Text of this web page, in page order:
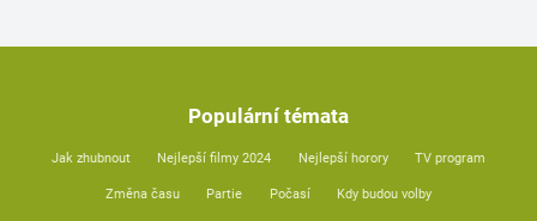
Populární témata
Jak zhubnout Nejlepší filmy 2024 Nejlepší horory TV program
Změna času Partie Počasí Kdy budou volby